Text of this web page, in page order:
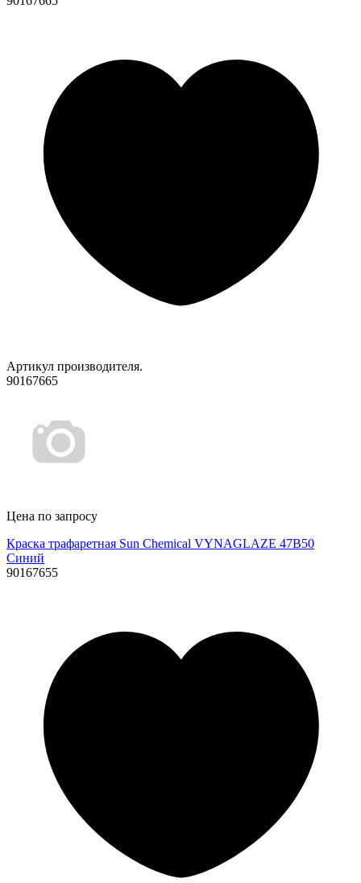
Артикул производителя.
90167665
Цена по запросу
Краска трафаретная Sun Chemical VYNAGLAZE 47B50
Синий
90167655